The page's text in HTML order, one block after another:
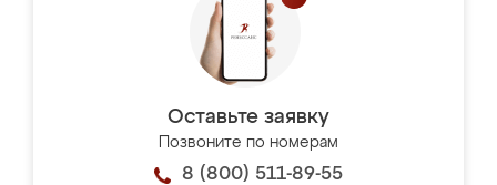
Оставьте заявку
Позвоните по номерам
8 (800) 511-89-55